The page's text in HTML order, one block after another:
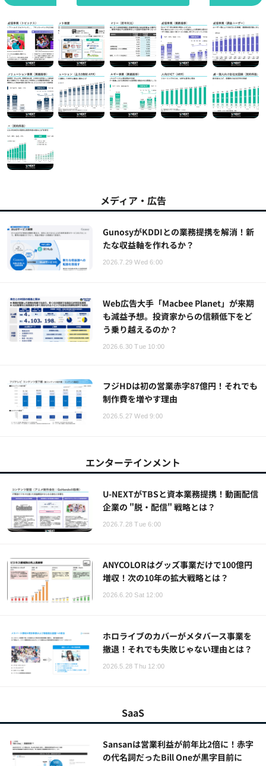
メディア・広告
GunosyがKDDIとの業務提携を解消！新
たな収益軸を作れるか？
2026.7.29 Wed 6:00
Web広告大手「Macbee Planet」が来期
も減益予想。投資家からの信頼低下をど
う乗り越えるのか？
2026.6.30 Tue 10:00
フジHDは初の営業赤字87億円！それでも
制作費を増やす理由
2026.5.27 Wed 9:00
エンターテインメント
U-NEXTがTBSと資本業務提携！動画配信
企業の "脱・配信" 戦略とは？
2026.7.28 Tue 6:00
ANYCOLORはグッズ事業だけで100億円
増収！次の10年の拡大戦略とは？
2026.6.20 Sat 12:00
ホロライブのカバーがメタバース事業を
撤退！それでも失敗じゃない理由とは？
2026.5.28 Thu 12:00
SaaS
Sansanは営業利益が前年比2倍に！赤字
の代名詞だったBill Oneが黒字目前に